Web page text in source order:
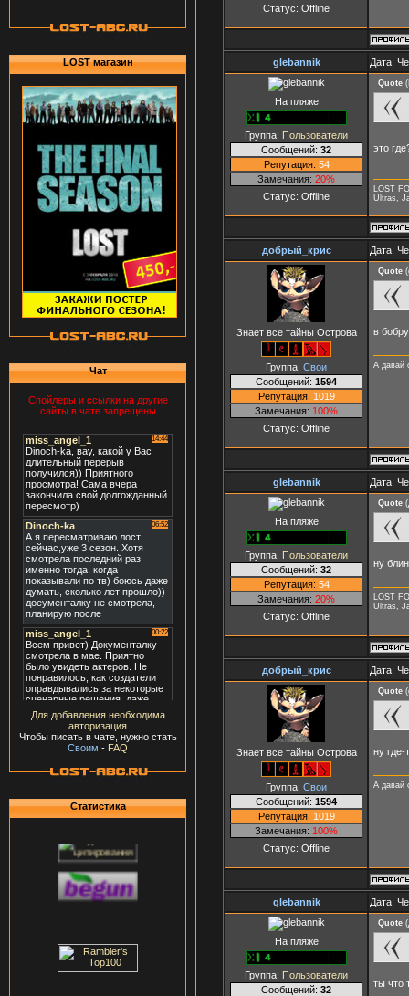
LOST магазин
Чат
Спойлеры и ссылки на другие
сайты в чате запрещены
Для добавления необходима
авторизация
Чтобы писать в чате, нужно стать
Своим - FAQ
Статистика
Статус: Offline
glebаnnik Дата:
На пляже
Группа: Пользователи
Сообщений: 32
Репутация: 54
Замечания: 20%
Статус: Offline
Quote (
это
LOST
Ultras,
добрый_крис Дата:
Знает все тайны Острова
Группа: Свои
Сообщений: 1594
Репутация: 1019
Замечания: 100%
Статус: Offline
Quote (
в
А давай
glebаnnik Дата:
На пляже
Группа: Пользователи
Сообщений: 32
Репутация: 54
Замечания: 20%
Статус: Offline
Quote (
ну
LOST
Ultras,
добрый_крис Дата:
Знает все тайны Острова
Группа: Свои
Сообщений: 1594
Репутация: 1019
Замечания: 100%
Статус: Offline
Quote (
ну где-
А давай
glebаnnik Дата:
На пляже
Группа: Пользователи
Сообщений: 32
Quote (
ты что